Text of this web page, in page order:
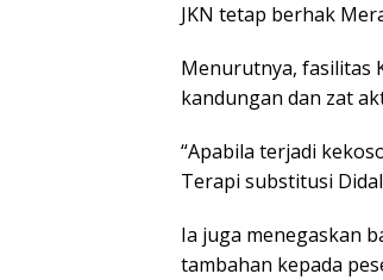
JKN tetap berhak
Menurutnya, fasilitas
kandungan dan zat
“Apabila terjadi
Terapi substitusi
Ia juga menegaskan
tambahan kepada